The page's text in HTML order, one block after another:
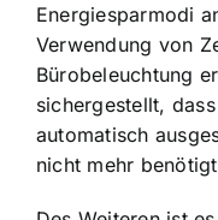
Energiesparmodi
Verwendung von
Bürobeleuchtung
sichergestellt,
automatisch
nicht mehr